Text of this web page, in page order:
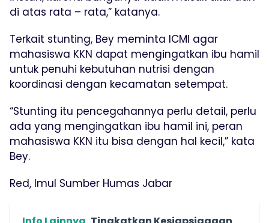
di atas rata – rata,” katanya.
Terkait stunting, Bey meminta ICMI agar
mahasiswa KKN dapat mengingatkan ibu hamil
untuk penuhi kebutuhan nutrisi dengan
koordinasi dengan kecamatan setempat.
“Stunting itu pencegahannya perlu detail, perlu
ada yang mengingatkan ibu hamil ini, peran
mahasiswa KKN itu bisa dengan hal kecil,” kata
Bey.
Red, Imul Sumber Humas Jabar